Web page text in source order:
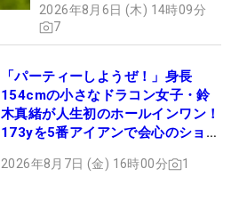
2026年8月6日 (木) 14時09分
7
「パーティーしようぜ！」身長
154cmの小さなドラコン女子・鈴
木真緒が人生初のホールインワン！
173yを5番アイアンで会心のショッ
2026年8月7日 (金) 16時00分 1